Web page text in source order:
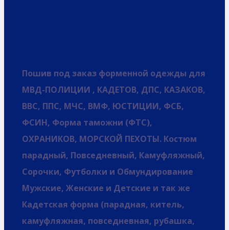
Пошив под заказ форменной одежды для
МВД-ПОЛИЦИИ , КАДЕТОВ, ДПС, КАЗАКОВ,
ВВС, ППС, МЧС, ВМФ, ЮСТИЦИИ, ФСБ,
ФСИН, Форма таможни (ФТС),
ОХРАНИКОВ, МОРСКОЙ ПЕХОТЫ. Костюм
парадный, Повседневный, Камуфляжный,
Сорочки, Футболки и Обмундирование
Мужские, Женские и Детские и так же
Кадетская форма (парадная, китель,
камуфляжная, повседневная, рубашка,